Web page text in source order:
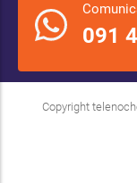
091
Copyright